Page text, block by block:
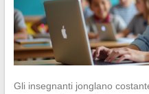
Gli insegnanti jonglano